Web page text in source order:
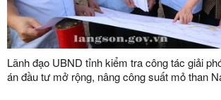
Lãnh đạo UBND tỉnh kiểm tra công tác giải
án đầu tư mở rộng, nâng công suất mỏ than